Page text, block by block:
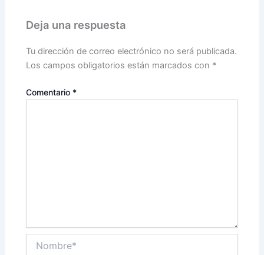
Deja una respuesta
Tu dirección de correo electrónico no será publicada.
Los campos obligatorios están marcados con *
Comentario *